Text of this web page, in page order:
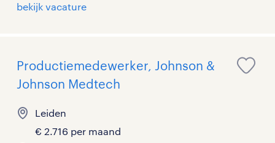
bekijk vacature
Productiemedewerker, Johnson &
Johnson Medtech
Leiden
€ 2.716 per maand